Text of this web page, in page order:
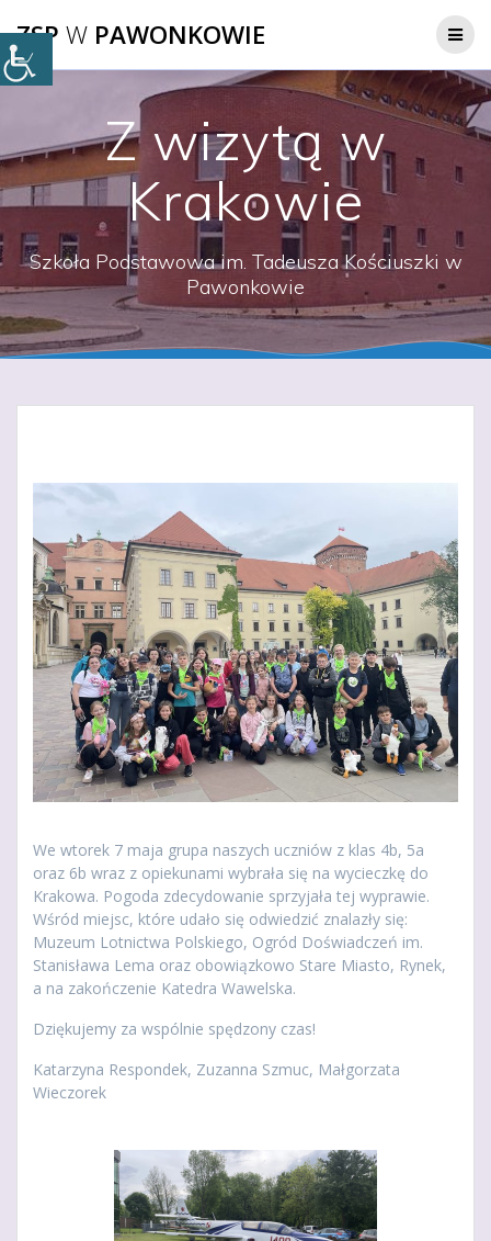
do
ZSP W PAWONKOWIE
Z wizytą w
Krakowie
Szkoła Podstawowa im. Tadeusza Kościuszki w
Pawonkowie
We wtorek 7 maja grupa naszych uczniów z klas 4b, 5a
oraz 6b wraz z opiekunami wybrała się na wycieczkę do
Krakowa. Pogoda zdecydowanie sprzyjała tej wyprawie.
Wśród miejsc, które udało się odwiedzić znalazły się:
Muzeum Lotnictwa Polskiego, Ogród Doświadczeń im.
Stanisława Lema oraz obowiązkowo Stare Miasto, Rynek,
a na zakończenie Katedra Wawelska.
Dziękujemy za wspólnie spędzony czas!
Katarzyna Respondek, Zuzanna Szmuc, Małgorzata
Wieczorek